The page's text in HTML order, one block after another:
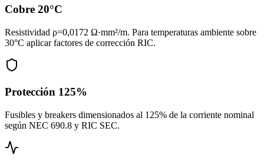
Cobre 20°C
Resistividad ρ=0,0172 Ω·mm²/m. Para temperaturas ambiente sobre
30°C aplicar factores de corrección RIC.
Protección 125%
Fusibles y breakers dimensionados al 125% de la corriente nominal
según NEC 690.8 y RIC SEC.